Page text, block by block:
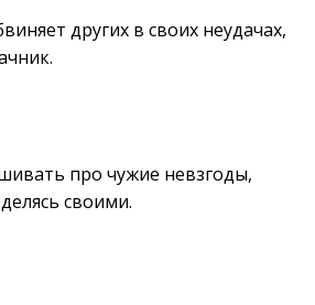
других в своих неудачах,
про чужие невзгоды,
своими.